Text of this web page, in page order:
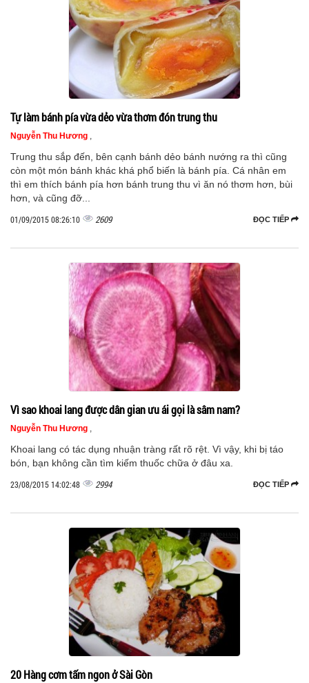
Tự làm bánh pía vừa dẻo vừa thơm đón trung thu
Nguyễn Thu Hương ,
Trung thu sắp đến, bên cạnh bánh dẻo bánh nướng ra thì cũng
còn một món bánh khác khá phổ biến là bánh pía. Cá nhân em
thì em thích bánh pía hơn bánh trung thu vì ăn nó thơm hơn, bùi
hơn, và cũng đỡ...
ĐỌC TIẾP
01/09/2015 08:26:10 2609
Vì sao khoai lang được dân gian ưu ái gọi là sâm nam?
Nguyễn Thu Hương ,
Khoai lang có tác dụng nhuận tràng rất rõ rệt. Vì vậy, khi bị táo
bón, bạn không cần tìm kiếm thuốc chữa ở đâu xa.
ĐỌC TIẾP
23/08/2015 14:02:48 2994
20 Hàng cơm tấm ngon ở Sài Gòn